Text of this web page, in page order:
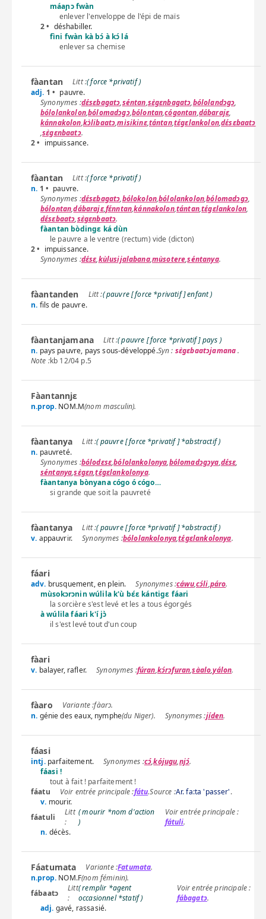
máaɲɔ fwàn
enlever l'enveloppe de l'épi de maïs
2 • déshabiller.
fìni fwàn kà bɔ́ à kɔ́ lá
enlever sa chemise
fàantan
( force *privatif )
adj. 1 • pauvre.
dɛ́sɛbagatɔ,séntan,sɛ̀gɛnbagatɔ,bólolandɔgɔ,
bólolankolon,bólomadɔgɔ,bólontan,cógontan,dábarajɛ,
kánnakolon,kɔ̀libaatɔ,mìsikinɛ,tántan,tɛ́gɛlankolon,dɛ́sɛbaatɔ
,sɛ̀gɛnbaatɔ.
2 • impuissance.
fàantan
( force *privatif )
n. 1 • pauvre.
dɛ́sɛbagatɔ,bólokolon,bólolankolon,bólomadɔgɔ,
bólontan,dábarajɛ,fɛ́nntan,kánnakolon,tántan,tɛ́gɛlankolon,
dɛ́sɛbaatɔ,sɛ̀gɛnbaatɔ.
fàantan bòdingɛ ká dùn
le pauvre a le ventre (rectum) vide (dicton)
2 • impuissance.
dɛ́sɛ,kùlusijalabana,mùsotere,séntanya.
fàantanden
( pauvre [ force *privatif ] enfant )
n. fils de pauvre.
fàantanjamana
( pauvre [ force *privatif ] pays )
n. pays pauvre, pays sous-développé.Syn : sɛ̀gɛbaatɔjamana.
Note :kb 12/04 p.5
Fàantannjɛ
n.prop. NOM.M(nom masculin).
fàantanya
( pauvre [ force *privatif ] *abstractif )
n. pauvreté.
bólodɛsɛ,bólolankolonya,bólomadɔgɔya,dɛ́sɛ,
séntanya,sɛ̀gɛn,tɛ́gɛlankolonya.
fàantanya bònyana cógo ó cógo…
si grande que soit la pauvreté
fàantanya
( pauvre [ force *privatif ] *abstractif )
v. appauvrir. bólolankolonya,tɛ́gɛlankolonya.
fáari
adv. brusquement, en plein. cáwu,cɔ́li,páro.
mùsokɔrɔnin wúlila k'ù bɛ́ɛ kántigɛ fáari
la sorcière s'est levé et les a tous égorgés
à wúlila fáari k'í jɔ̀
il s'est levé tout d'un coup
fàari
v. balayer, rafler. fúran,kɔ́rɔfuran,sàalo,yálon.
fàaro fàarɔ.
n. génie des eaux, nymphe(du Niger). jíden.
fáasi
intj. parfaitement. cɔ́,kójugu,njɔ́.
fáasi !
tout à fait ! parfaitement !
fáatu
fátu.Source :Ar. fa:ta 'passer'.
v. mourir.
fáatuli
( mourir *nom d'action
)
fátuli.
n. décès.
Fáatumata Fatumata.
n.prop. NOM.F(nom féminin).
fábaatɔ
( remplir *agent
occasionnel *statif )
fábagatɔ.
adj. gavé, rassasié.